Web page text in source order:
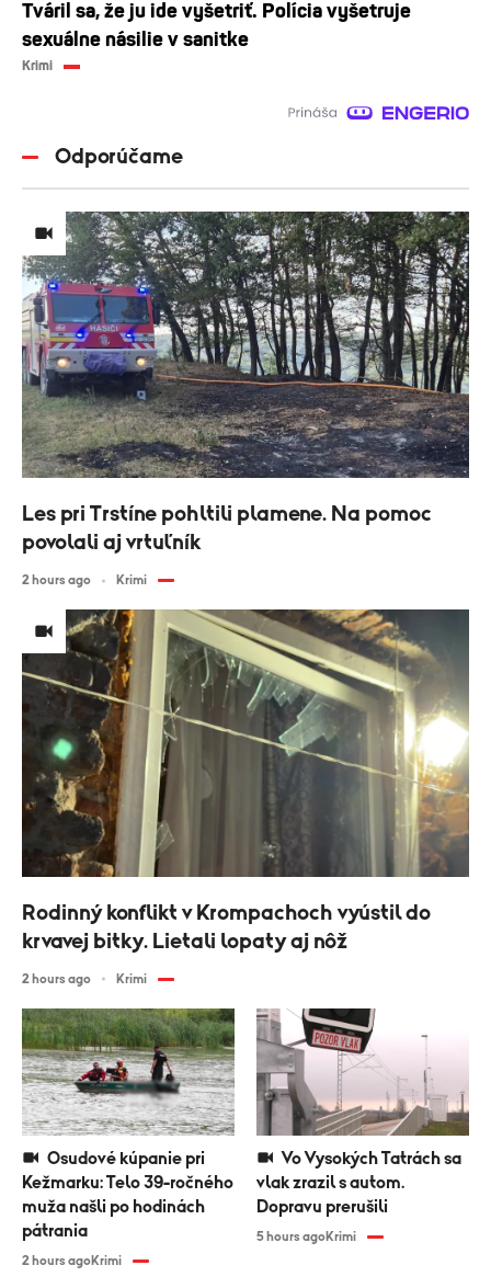
Tváril sa, že ju ide vyšetriť. Polícia vyšetruje
sexuálne násilie v sanitke
Krimi
Odporúčame
Les pri Trstíne pohltili plamene. Na pomoc
povolali aj vrtuľník
2 hours ago Krimi
Rodinný konflikt v Krompachoch vyústil do
krvavej bitky. Lietali lopaty aj nôž
2 hours ago Krimi
Kežmarku: Telo 39-ročného
muža našli po hodinách
pátrania
2 hours agoKrimi
Vo Vysokých Tatrách sa
vlak zrazil s autom.
Dopravu prerušili
5 hours agoKrimi